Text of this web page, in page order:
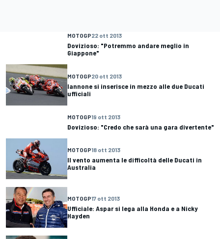
MOTOGP22 ott 2013
Dovizioso: "Potremmo andare meglio in
Giappone"
MOTOGP20 ott 2013
Iannone si inserisce in mezzo alle due Ducati
ufficiali
MOTOGP19 ott 2013
Dovizioso: "Credo che sarà una gara divertente"
MOTOGP18 ott 2013
Il vento aumenta le difficoltà delle Ducati in
Australia
MOTOGP17 ott 2013
Ufficiale: Aspar si lega alla Honda e a Nicky
Hayden